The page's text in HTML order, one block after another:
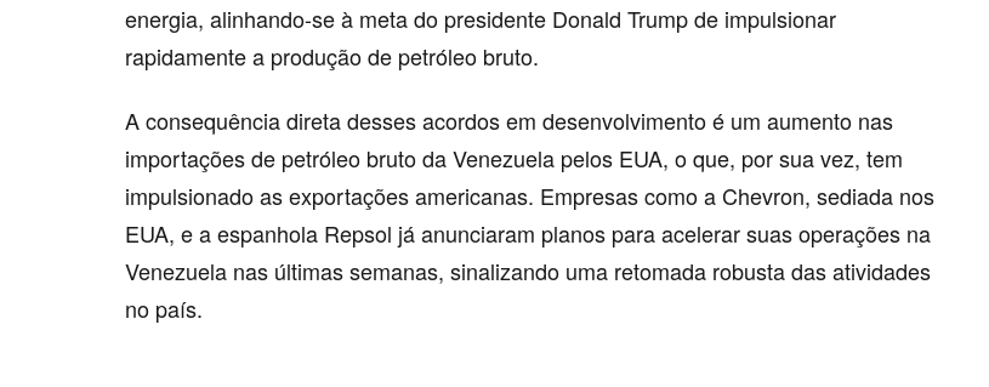
energia, alinhando-se à meta do presidente Donald Trump de impulsionar
rapidamente a produção de petróleo bruto.
A consequência direta desses acordos em desenvolvimento é um aumento nas
importações de petróleo bruto da Venezuela pelos EUA, o que, por sua vez, tem
impulsionado as exportações americanas. Empresas como a Chevron, sediada nos
EUA, e a espanhola Repsol já anunciaram planos para acelerar suas operações na
Venezuela nas últimas semanas, sinalizando uma retomada robusta das atividades
no país.